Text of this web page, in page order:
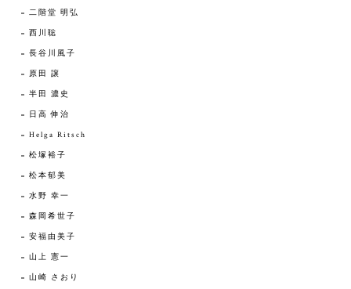
二階堂 明弘
西川聡
長谷川風子
原田 譲
半田 濃史
日高 伸治
Helga Ritsch
松塚裕子
松本郁美
水野 幸一
森岡希世子
安福由美子
山上 憲一
山崎 さおり